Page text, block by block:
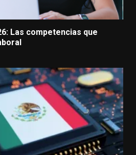
Las competencias que